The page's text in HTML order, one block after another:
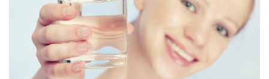
Я согласен на обработку моих персональных данных